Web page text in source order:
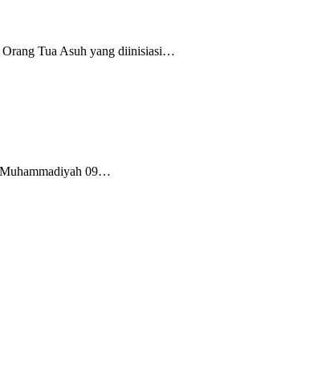
Orang Tua Asuh yang diinisiasi…
09…